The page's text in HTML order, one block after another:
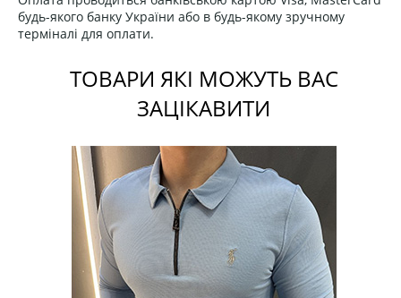
будь-якого банку України або в будь-якому зручному
терміналі для оплати.
ТОВАРИ ЯКІ МОЖУТЬ ВАС
ЗАЦІКАВИТИ